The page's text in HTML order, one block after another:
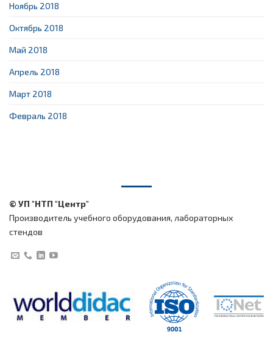
Ноябрь 2018
Октябрь 2018
Май 2018
Апрель 2018
Март 2018
Февраль 2018
© УП "НТП "Центр"
Производитель учебного оборудования, лабораторных
стендов